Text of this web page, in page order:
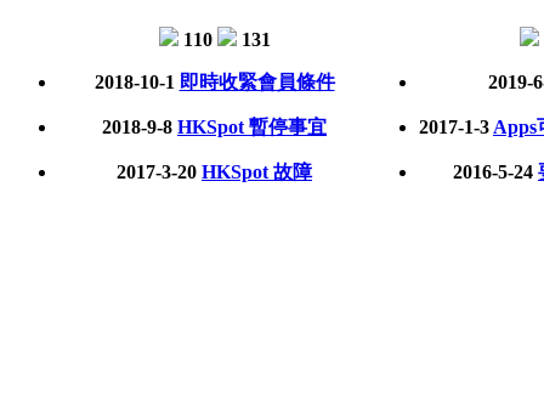
110 131
2018-10-1 即時收緊會員條件
2018-9-8 HKSpot 暫停事宜
2017-3-20 HKSpot 故障
2019-
2017-1-3 Apps
2016-5-24